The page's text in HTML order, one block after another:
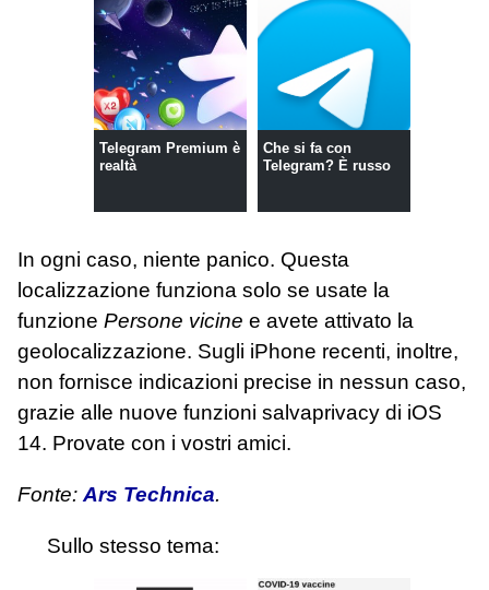
Telegram Premium è
realtà
Che si fa con
Telegram? È russo
In ogni caso, niente panico. Questa
localizzazione funziona solo se usate la
funzione Persone vicine e avete attivato la
geolocalizzazione. Sugli iPhone recenti, inoltre,
non fornisce indicazioni precise in nessun caso,
grazie alle nuove funzioni salvaprivacy di iOS
14. Provate con i vostri amici.
Fonte: Ars Technica.
Sullo stesso tema: